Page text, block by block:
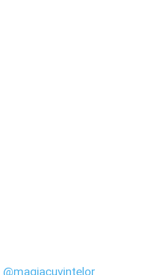
@magiacuvintelor